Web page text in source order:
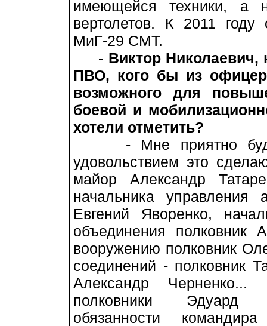
имеющейся техники, а
вертолетов. К 2011
МиГ-29 СМТ.
- Виктор Николаевич,
ПВО, кого бы из
возможного для
боевой и
хотели отметить?
- Мне приятно
удовольствием это
майор Александр
начальника управления
Евгений Яворенко,
объединения полковник
вооружению полковник
соединений - полковник
Александр
полковники Эдуард
обязанности